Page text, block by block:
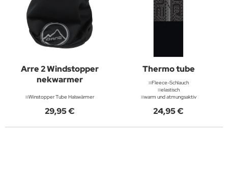
Arre 2 Windstopper
nekwarmer
Winstopper Tube Halswärmer
29,95 €
Thermo tube
Fleece-Schlauch
elastisch
warm und atmungsaktiv
24,95 €